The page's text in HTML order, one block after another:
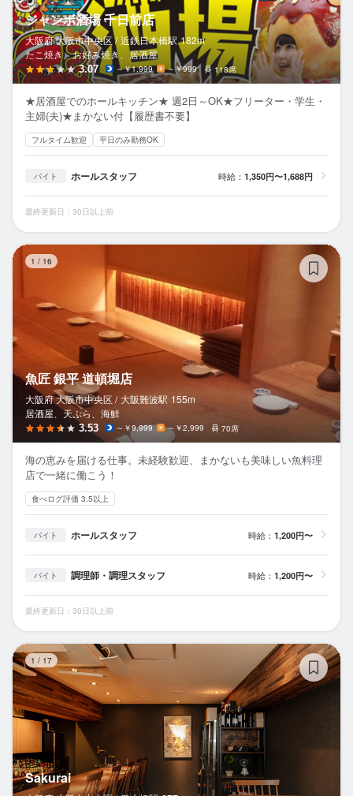
ジャンボ酒場 千日前店
大阪府 大阪市中央区 / 近鉄日本橋駅 182m
たこ焼き、お好み焼き、居酒屋
3.07 ～￥1,999 ～￥999 118席
★居酒屋でのホールキッチン★ 週2日～OK★フリーター・学生・
主婦(夫)★まかない付【履歴書不要】
フルタイム歓迎 平日のみ勤務OK
バイト ホールスタッフ 時給： 1,350円〜1,688円
最終更新日：30日以上前
1 / 16
魚匠 銀平 道頓堀店
大阪府 大阪市中央区 / 大阪難波駅 155m
居酒屋、天ぷら、海鮮
3.53 ～￥9,999 ～￥2,999 70席
海の恵みを届ける仕事。未経験歓迎、まかないも美味しい魚料理
店で一緒に働こう！
食べログ評価 3.5以上
バイト ホールスタッフ 時給： 1,200円〜
バイト 調理師・調理スタッフ 時給： 1,200円〜
最終更新日：30日以上前
1 / 17
Sakurai